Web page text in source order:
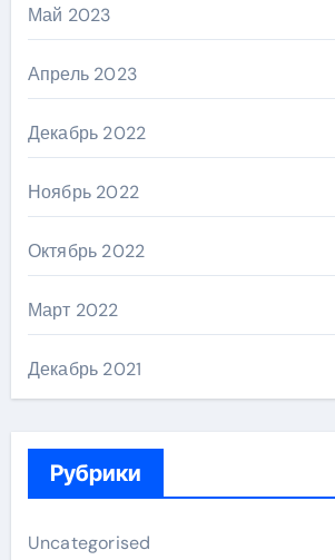
Май 2023
Апрель 2023
Декабрь 2022
Ноябрь 2022
Октябрь 2022
Март 2022
Декабрь 2021
Рубрики
Uncategorised